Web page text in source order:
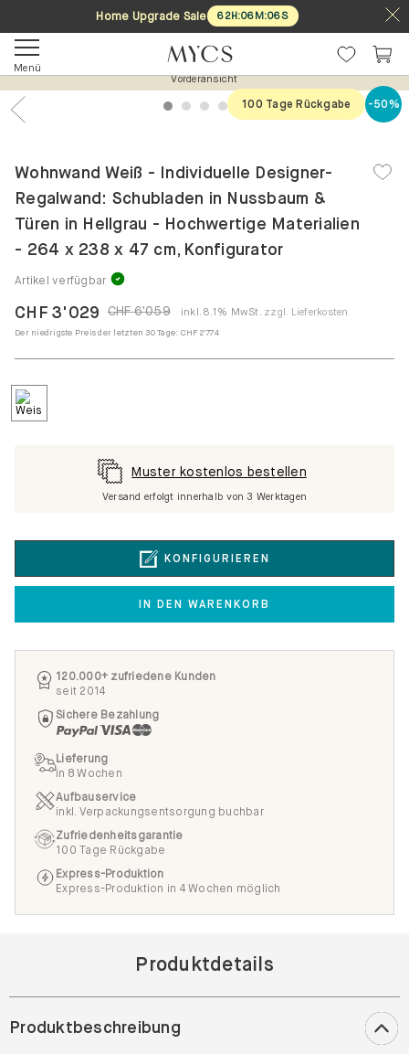
Home Upgrade Sale 62H:06M:06S
Menü
Vorderansicht
1 2 3 4 5
100 Tage Rückgabe -50%
Wohnwand Weiß - Individuelle Designer-
Regalwand: Schubladen in Nussbaum &
Türen in Hellgrau - Hochwertige Materialien
- 264 x 238 x 47 cm, Konfigurator
Artikel verfügbar
CHF 6'059
CHF 3'029 inkl. 8.1% MwSt. zzgl. Lieferkosten
Der niedrigste Preis der letzten 30 Tage: CHF 2'774
KONFIGURIEREN
IN DEN WARENKORB
Muster kostenlos bestellen
Versand erfolgt innerhalb von 3 Werktagen
120.000+ zufriedene Kunden
seit 2014
Sichere Bezahlung
Lieferung
in 8 Wochen
Aufbauservice
inkl. Verpackungsentsorgung buchbar
Zufriedenheitsgarantie
100 Tage Rückgabe
Express-Produktion
Express-Produktion in 4 Wochen möglich
Produktdetails
Produktbeschreibung